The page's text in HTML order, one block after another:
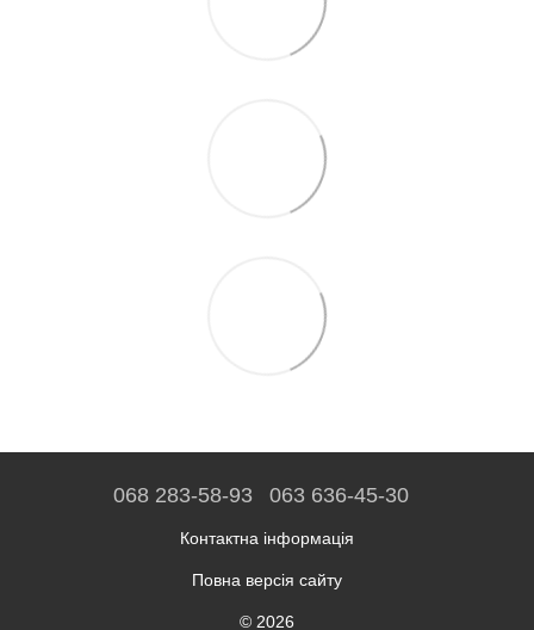
068 283-58-93 063 636-45-30
Контактна інформація
Повна версія сайту
© 2026